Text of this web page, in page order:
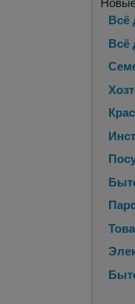
Всё
Всё